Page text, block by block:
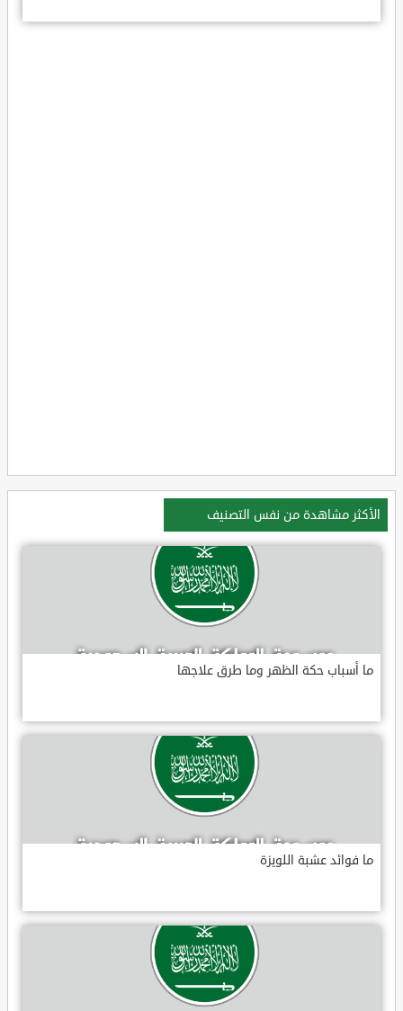
الأكثر مشاهدة من نفس التصنيف
ما أسباب حكة الظهر وما طرق علاجها
ما فوائد عشبة اللويزة